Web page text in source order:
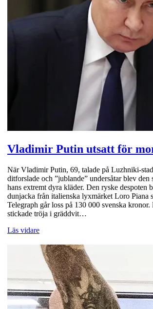
Vladimir Putin utsatt för
När Vladimir Putin, 69, talade på Luzhniki-
ditforslade och ”jublande” undersåtar blev den
hans extremt dyra kläder. Den ryske despoten
dunjacka från italienska lyxmärket Loro Piana
Telegraph går loss på 130 000 svenska kronor.
stickade tröja i gräddvit…
Läs vidare